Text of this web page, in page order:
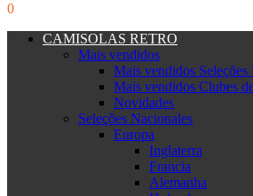
0
CAMISOLAS RETRO
Mais vendidos
Mais vendidos Seleções
Mais vendidos Clubes
Novidades
Seleções Nacionales
Europa
Inglaterra
Francia
Alemanha